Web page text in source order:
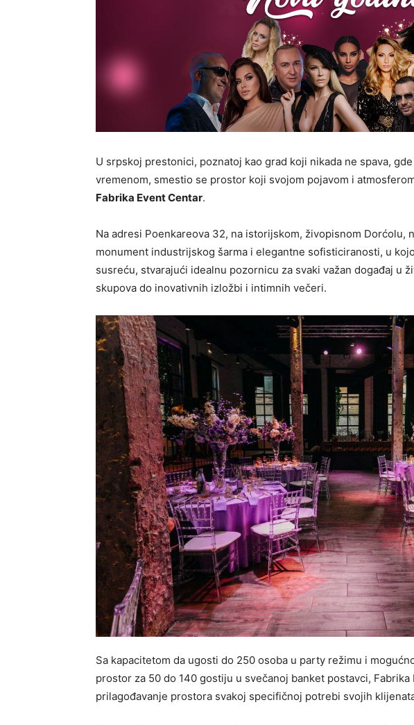
U srpskoj prestonici, poznatoj kao grad koji nikada ne spava,
vremenom, smestio se prostor koji svojom pojavom i
Fabrika Event Centar.
Na adresi Poenkareova 32, na istorijskom, živopisnom Dorćolu,
monument industrijskog šarma i elegantne sofisticiranosti, u
susreću, stvarajući idealnu pozornicu za svaki važan događaj u
skupova do inovativnih izložbi i intimnih večeri.
Sa kapacitetom da ugosti do 250 osoba u party režimu i
prostor za 50 do 140 gostiju u svečanoj banket postavci, Fabrika
prilagođavanje prostora svakoj specifičnoj potrebi svojih